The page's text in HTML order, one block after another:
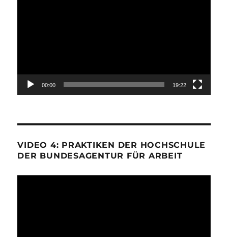
00:00 19:22
VIDEO 4: PRAKTIKEN DER HOCHSCHULE
DER BUNDESAGENTUR FÜR ARBEIT